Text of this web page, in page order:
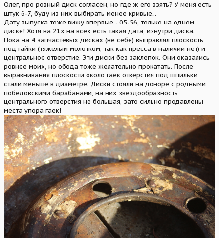
Олег, про ровный диск согласен, но где ж его взять? У меня есть
штук 6-7, буду из них выбирать менее кривые...
Дату выпуска тоже вижу впервые - 05-56, только на одном
диске! Хотя на 21х на всех есть такая дата, изнутри диска.
Пока на 4 запчастевых дисках (не себе) выправлял плоскость
под гайки (тяжелым молотком, так как пресса в наличии нет) и
центральное отверстие. Эти диски без заклепок. Они оказались
ровнее моих, но обода тоже желательно прокатать. После
выравнивания плоскости около гаек отверстия под шпильки
стали меньше в диаметре. Диски стояли на доноре с родными
победовскими барабанами, на них звездообразность
центрального отверстия не большая, зато сильно продавлены
места упора гаек!